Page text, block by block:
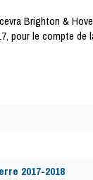
Brighton & Hove
pour le compte de
2017-2018